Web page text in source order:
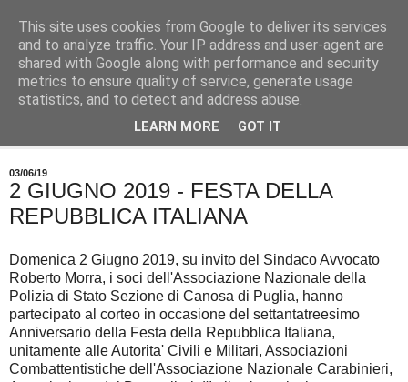
03/06/19
2 GIUGNO 2019 - FESTA DELLA
REPUBBLICA ITALIANA
Domenica 2 Giugno 2019, su invito del Sindaco Avvocato
Roberto Morra, i soci dell'Associazione Nazionale della
Polizia di Stato Sezione di Canosa di Puglia, hanno
partecipato al corteo in occasione del settantatreesimo
Anniversario della Festa della Repubblica Italiana,
unitamente alle Autorita' Civili e Militari, Associazioni
Combattentistiche dell'Associazione Nazionale Carabinieri,
This site uses cookies from Google to deliver its services
and to analyze traffic. Your IP address and user-agent are
shared with Google along with performance and security
metrics to ensure quality of service, generate usage
statistics, and to detect and address abuse.
LEARN MORE GOT IT